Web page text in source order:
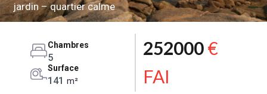
jardin – quartier calme
Chambres
5
Surface
141 m²
252000€
FAI